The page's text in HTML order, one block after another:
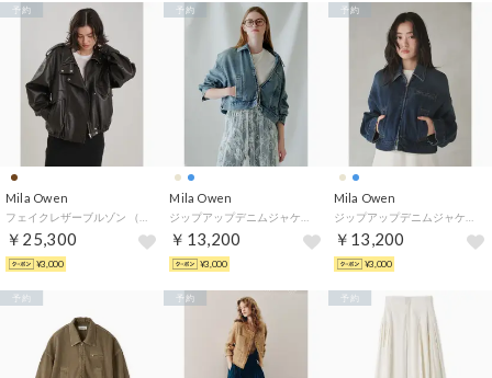
Mila Owen
￥25,300
予約
¥3,000
Mila Owen
￥13,200
予約
¥3,000
Mila Owen
￥13,200
予約
¥3,000
予約 予約 予約